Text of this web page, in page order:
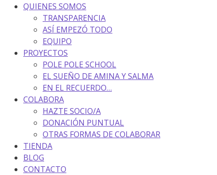
QUIENES SOMOS
TRANSPARENCIA
ASÍ EMPEZÓ TODO
EQUIPO
PROYECTOS
POLE POLE SCHOOL
EL SUEÑO DE AMINA Y SALMA
EN EL RECUERDO…
COLABORA
HAZTE SOCIO/A
DONACIÓN PUNTUAL
OTRAS FORMAS DE COLABORAR
TIENDA
BLOG
CONTACTO